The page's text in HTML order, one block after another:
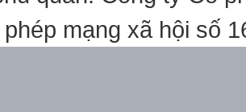
mạng xã hội số